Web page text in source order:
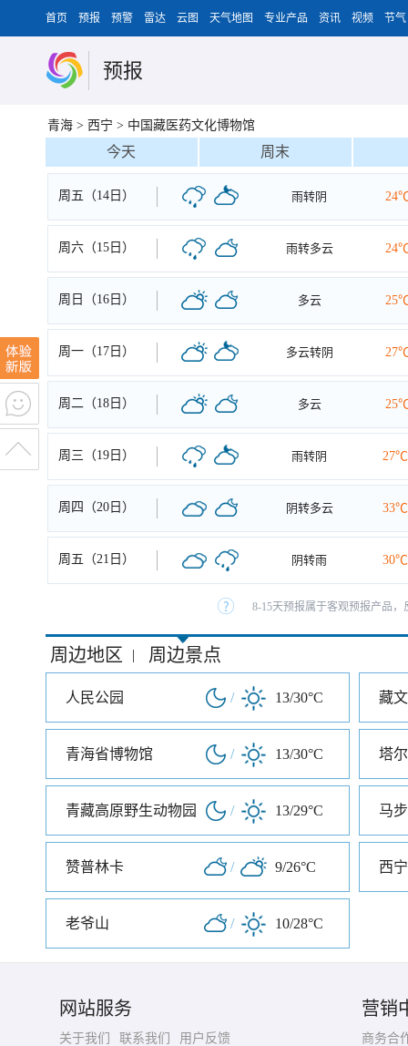
首页 预报 预警 雷达 云图 天气地图 专业产品 资讯 视频 节气
预报
青海 > 西宁 > 中国藏医药文化博物馆
今天 周末
周五（14日） 雨转阴
周六（15日） 雨转多云
周日（16日） 多云
周一（17日） 多云转阴
周二（18日） 多云
周三（19日） 雨转阴 27℃
周四（20日） 阴转多云 33℃
周五（21日） 阴转雨 30℃
8-15天预报属于客观预报产品
周边地区 | 周边景点
人民公园 / 13/30°C 藏
青海省博物馆 / 13/30°C 塔
青藏高原野生动物园 / 13/29°C 马
赞普林卡 / 9/26°C 西
老爷山 / 10/28°C
网站服务
关于我们 联系我们
用户反馈
营销
商务合